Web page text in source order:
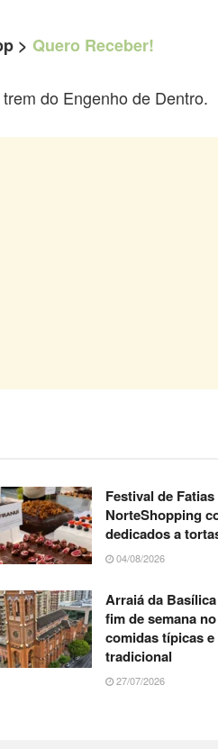
> Quero Receber!
do Engenho de Dentro.
Festival de
NorteShopping
dedicados a
04/08/2026
Arraiá da
fim de semana
comidas típicas
tradicional
27/07/2026